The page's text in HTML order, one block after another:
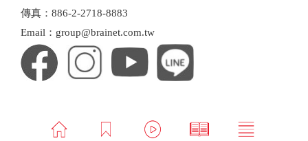
傳真：886-2-2718-8883
Email：group@brainet.com.tw